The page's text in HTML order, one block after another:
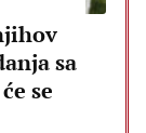
sa
se